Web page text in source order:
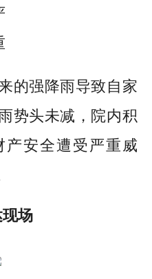
的强降雨导致自家
势头未减，院内积
产安全遭受严重威
场